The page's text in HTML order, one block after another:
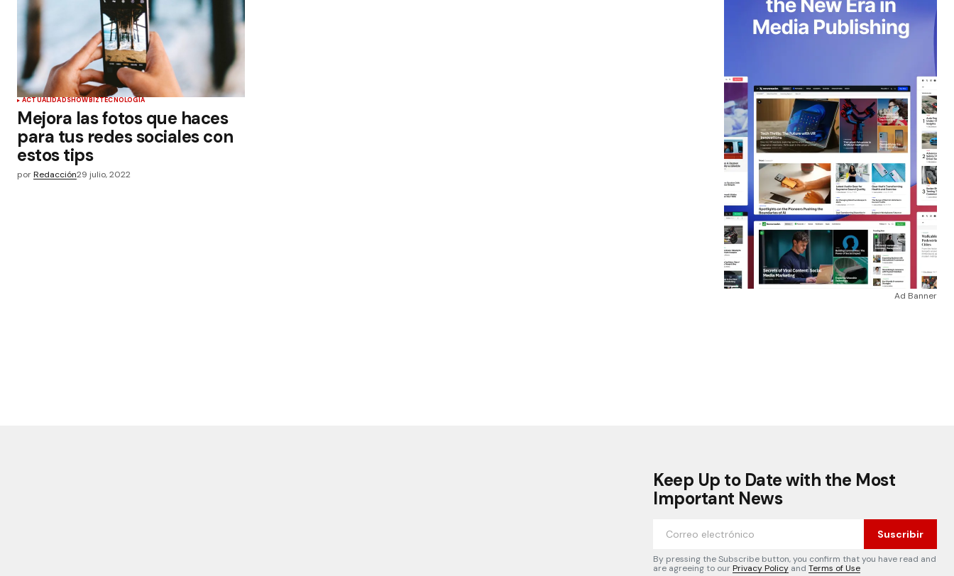
ACTUALIDADSHOWBIZTECNOLOGÍA
Mejora las fotos que haces
para tus redes sociales con
estos tips
porRedacción29 julio, 2022
Ad Banner
Keep Up to Date with the Most
Important News
Suscribir
By pressing the Subscribe button, you confirm that you have read and
are agreeing to ourPrivacy Policy and Terms of Use